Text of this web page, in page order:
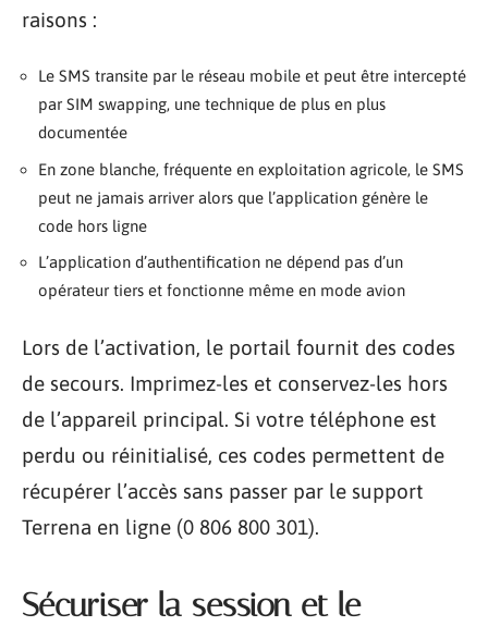
raisons :
Le SMS transite par le réseau mobile et peut être intercepté
par SIM swapping, une technique de plus en plus
documentée
En zone blanche, fréquente en exploitation agricole, le SMS
peut ne jamais arriver alors que l’application génère le
code hors ligne
L’application d’authentification ne dépend pas d’un
opérateur tiers et fonctionne même en mode avion
Lors de l’activation, le portail fournit des codes
de secours. Imprimez-les et conservez-les hors
de l’appareil principal. Si votre téléphone est
perdu ou réinitialisé, ces codes permettent de
récupérer l’accès sans passer par le support
Terrena en ligne (0 806 800 301).
Sécuriser la session et le